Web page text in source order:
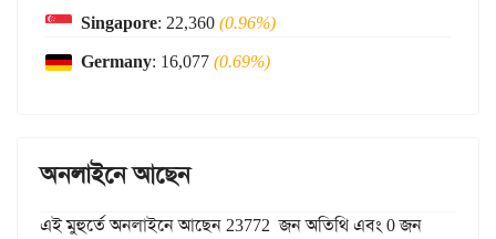
Singapore: 22,360(0.96%)
Germany: 16,077(0.69%)
অনলাইনে আছেন
এই মুহুর্তে অনলাইনে আছেন 23772 জন অতিথি এবং 0 জন